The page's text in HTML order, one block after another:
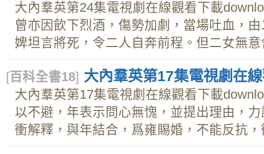
大內羣英第24集電視劇在線觀看下載
曾亦因飲下烈酒，傷勢加劇，當場吐血，
婢坦言將死，令二人自奔前程。但二女無
[百科全書18] 大內羣英第17集電視劇在
大內羣英第17集電視劇在線觀看下載
以不避，年表示問心無愧，並提出理由，
衝解釋，與年結合，爲雍賜婚，不能反抗